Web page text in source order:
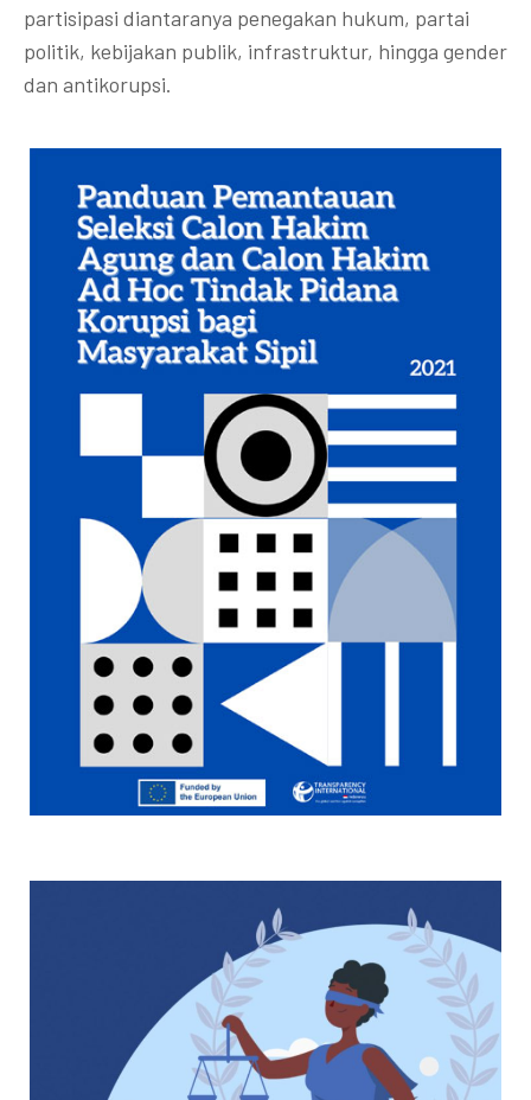
partisipasi diantaranya penegakan hukum, partai
politik, kebijakan publik, infrastruktur, hingga gender
dan antikorupsi.